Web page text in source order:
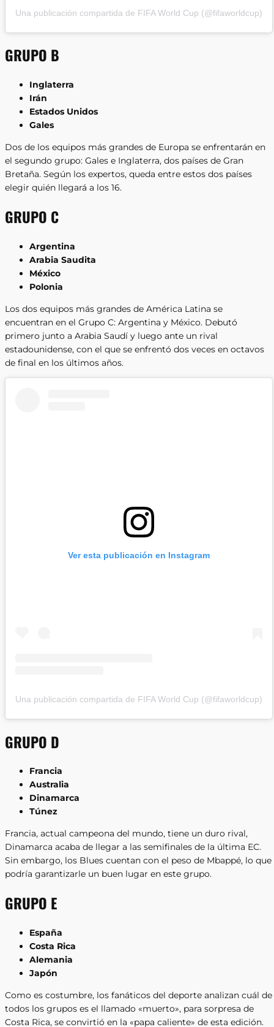
Una publicación compartida de FIFA World Cup (@fifaworldcup)
GRUPO B
Inglaterra
Irán
Estados Unidos
Gales
Dos de los equipos más grandes de Europa se enfrentarán en
el segundo grupo: Gales e Inglaterra, dos países de Gran
Bretaña. Según los expertos, queda entre estos dos países
elegir quién llegará a los 16.
GRUPO C
Argentina
Arabia Saudita
México
Polonia
Los dos equipos más grandes de América Latina se
encuentran en el Grupo C: Argentina y México. Debutó
primero junto a Arabia Saudí y luego ante un rival
estadounidense, con el que se enfrentó dos veces en octavos
de final en los últimos años.
Ver esta publicación en Instagram
Una publicación compartida de FIFA World Cup (@fifaworldcup)
GRUPO D
Francia
Australia
Dinamarca
Túnez
Francia, actual campeona del mundo, tiene un duro rival,
Dinamarca acaba de llegar a las semifinales de la última EC.
Sin embargo, los Blues cuentan con el peso de Mbappé, lo que
podría garantizarle un buen lugar en este grupo.
GRUPO E
España
Costa Rica
Alemania
Japón
Como es costumbre, los fanáticos del deporte analizan cuál de
todos los grupos es el llamado «muerto», para sorpresa de
Costa Rica, se convirtió en la «papa caliente» de esta edición.